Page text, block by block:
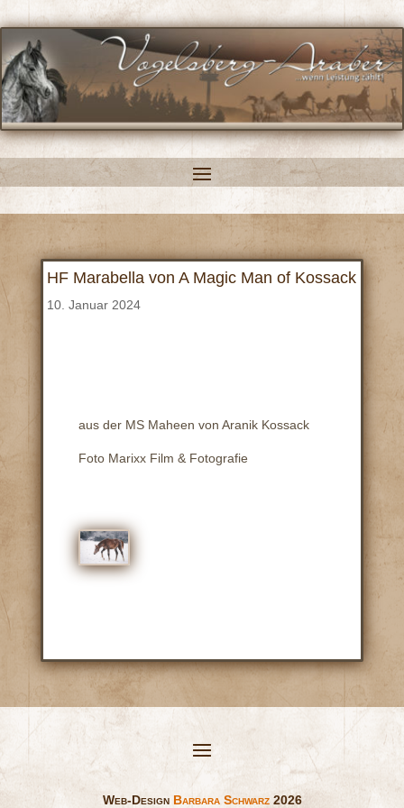
HF Marabella von A Magic Man of Kossack
10. Januar 2024
aus der MS Maheen von Aranik Kossack
Foto Marixx Film & Fotografie
Web-Design Barbara Schwarz2026